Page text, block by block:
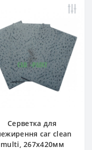
Серветка для
car clean
multi, 267х420мм